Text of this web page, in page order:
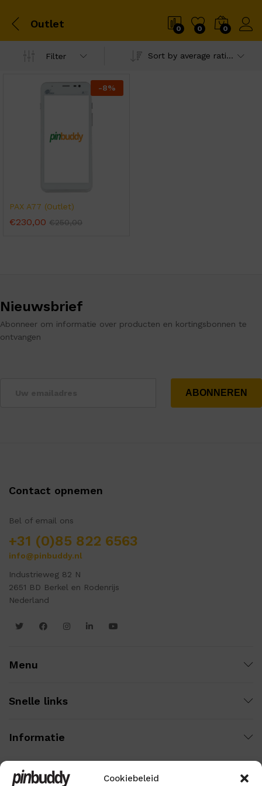
Cookiebeleid
Outlet 0 0 0
Filter Sort by average rating
-8%
PAX A77 (Outlet)
€230,00 €250,00
Nieuwsbrief
Abonneer om informatie over producten en kortingsbonnen te
ontvangen
Contact opnemen
Bel of email ons
+31 (0)85 822 6563
info@pinbuddy.nl
Industrieweg 82 N
2651 BD Berkel en Rodenrijs
Nederland
Menu
Snelle links
Informatie